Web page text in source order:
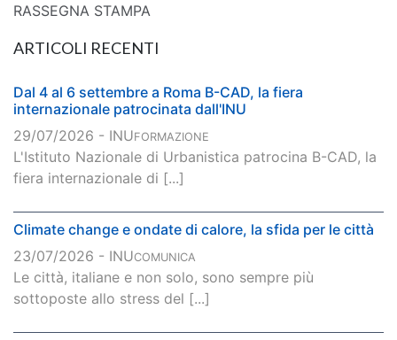
RASSEGNA STAMPA
ARTICOLI RECENTI
Dal 4 al 6 settembre a Roma B-CAD, la fiera
internazionale patrocinata dall'INU
29/07/2026 - INUFORMAZIONE
L'Istituto Nazionale di Urbanistica patrocina B-CAD, la
fiera internazionale di [...]
Climate change e ondate di calore, la sfida per le città
23/07/2026 - INUCOMUNICA
Le città, italiane e non solo, sono sempre più
sottoposte allo stress del [...]